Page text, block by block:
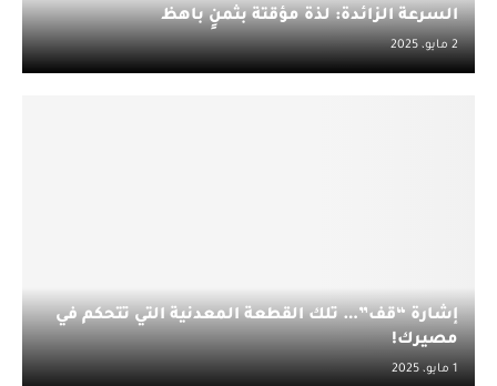
السرعة الزائدة: لذة مؤقتة بثمنٍ باهظ
2 مايو، 2025
إشارة “قف”… تلك القطعة المعدنية التي تتحكم في
مصيرك!
1 مايو، 2025